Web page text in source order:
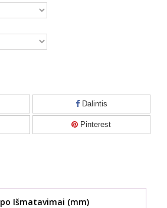
Dalintis
Pinterest
Išmatavimai (mm)